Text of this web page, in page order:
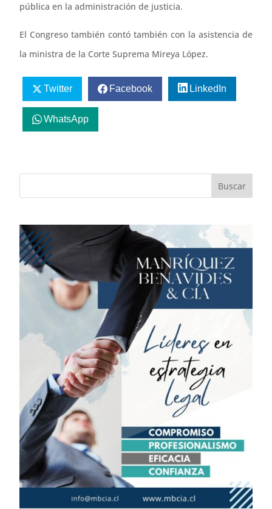
pública en la administración de justicia.
El Congreso también contó también con la asistencia de
la ministra de la Corte Suprema Mireya López.
Twitter Facebook LinkedIn
WhatsApp